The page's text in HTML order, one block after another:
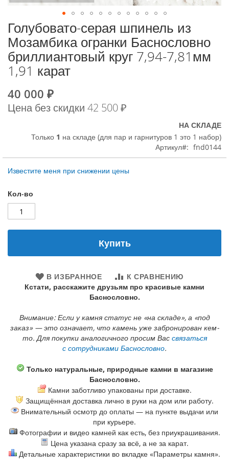
Голубовато-серая шпинель из
Мозамбика огранки Баснословно
бриллиантовый круг 7,94-7,81мм
1,91 карат
Special
Price
40 000 ₽
Цена без скидки 42 500 ₽
НА СКЛАДЕ
Только 1 на складе (для пар и гарнитуров 1 это 1 набор)
Артикул
fnd0144
Известите меня при снижении цены
Кол-во
Купить
В ИЗБРАННОЕ
К СРАВНЕНИЮ
Кстати, расскажите друзьям про красивые камни
Баснословно.
Внимание: Если у камня статус не «на складе», а «под
заказ» — это означает, что камень уже забронирован кем-
то. Для покупки аналогичного просим Вас связаться
с сотрудниками Баснословно.
Только натуральные, природные камни в магазине
Баснословно.
Камни заботливо упакованы при доставке.
Защищённая доставка лично в руки на дом или работу.
Внимательный осмотр до оплаты — на пункте выдачи или
при курьере.
Фотографии и видео камней как есть, без приукрашивания.
Цена указана сразу за всё, а не за карат.
Детальные характеристики во вкладке «Параметры камня».
К
началу
галереи
изображений